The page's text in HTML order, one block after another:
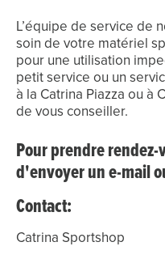
L’équipe de service de
soin de votre matériel
pour une utilisation
petit service ou un
à la Catrina Piazza ou à
Pour prendre
Contact:
Catrina Sportshop